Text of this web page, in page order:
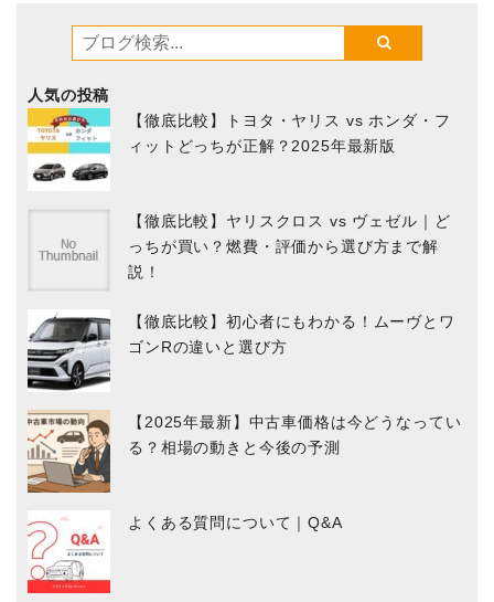
人気の投稿
【徹底比較】トヨタ・ヤリス vs ホンダ・フ
ィットどっちが正解？2025年最新版
【徹底比較】ヤリスクロス vs ヴェゼル｜ど
っちが買い？燃費・評価から選び方まで解
説！
【徹底比較】初心者にもわかる！ムーヴとワ
ゴンRの違いと選び方
【2025年最新】中古車価格は今どうなってい
る？相場の動きと今後の予測
よくある質問について｜Q&A